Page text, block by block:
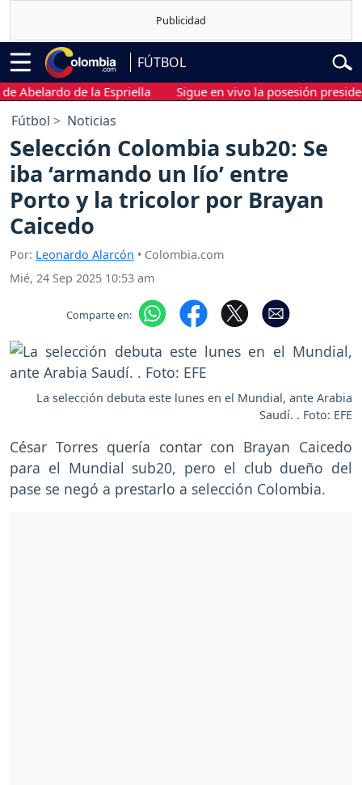
FÚTBOL
de la Espriella Sigue en vivo la posesión
Fútbol Noticias
Selección Colombia sub20: Se
iba ‘armando un lío’ entre
Porto y la tricolor por Brayan
Caicedo
Por: Leonardo Alarcón • Colombia.com
Mié, 24 Sep 2025 10:53 am
Comparte en:
La selección debuta este lunes en el Mundial, ante Arabia
Saudí. . Foto: EFE
César Torres quería contar con Brayan Caicedo
para el Mundial sub20, pero el club dueño del
pase se negó a prestarlo a selección Colombia.